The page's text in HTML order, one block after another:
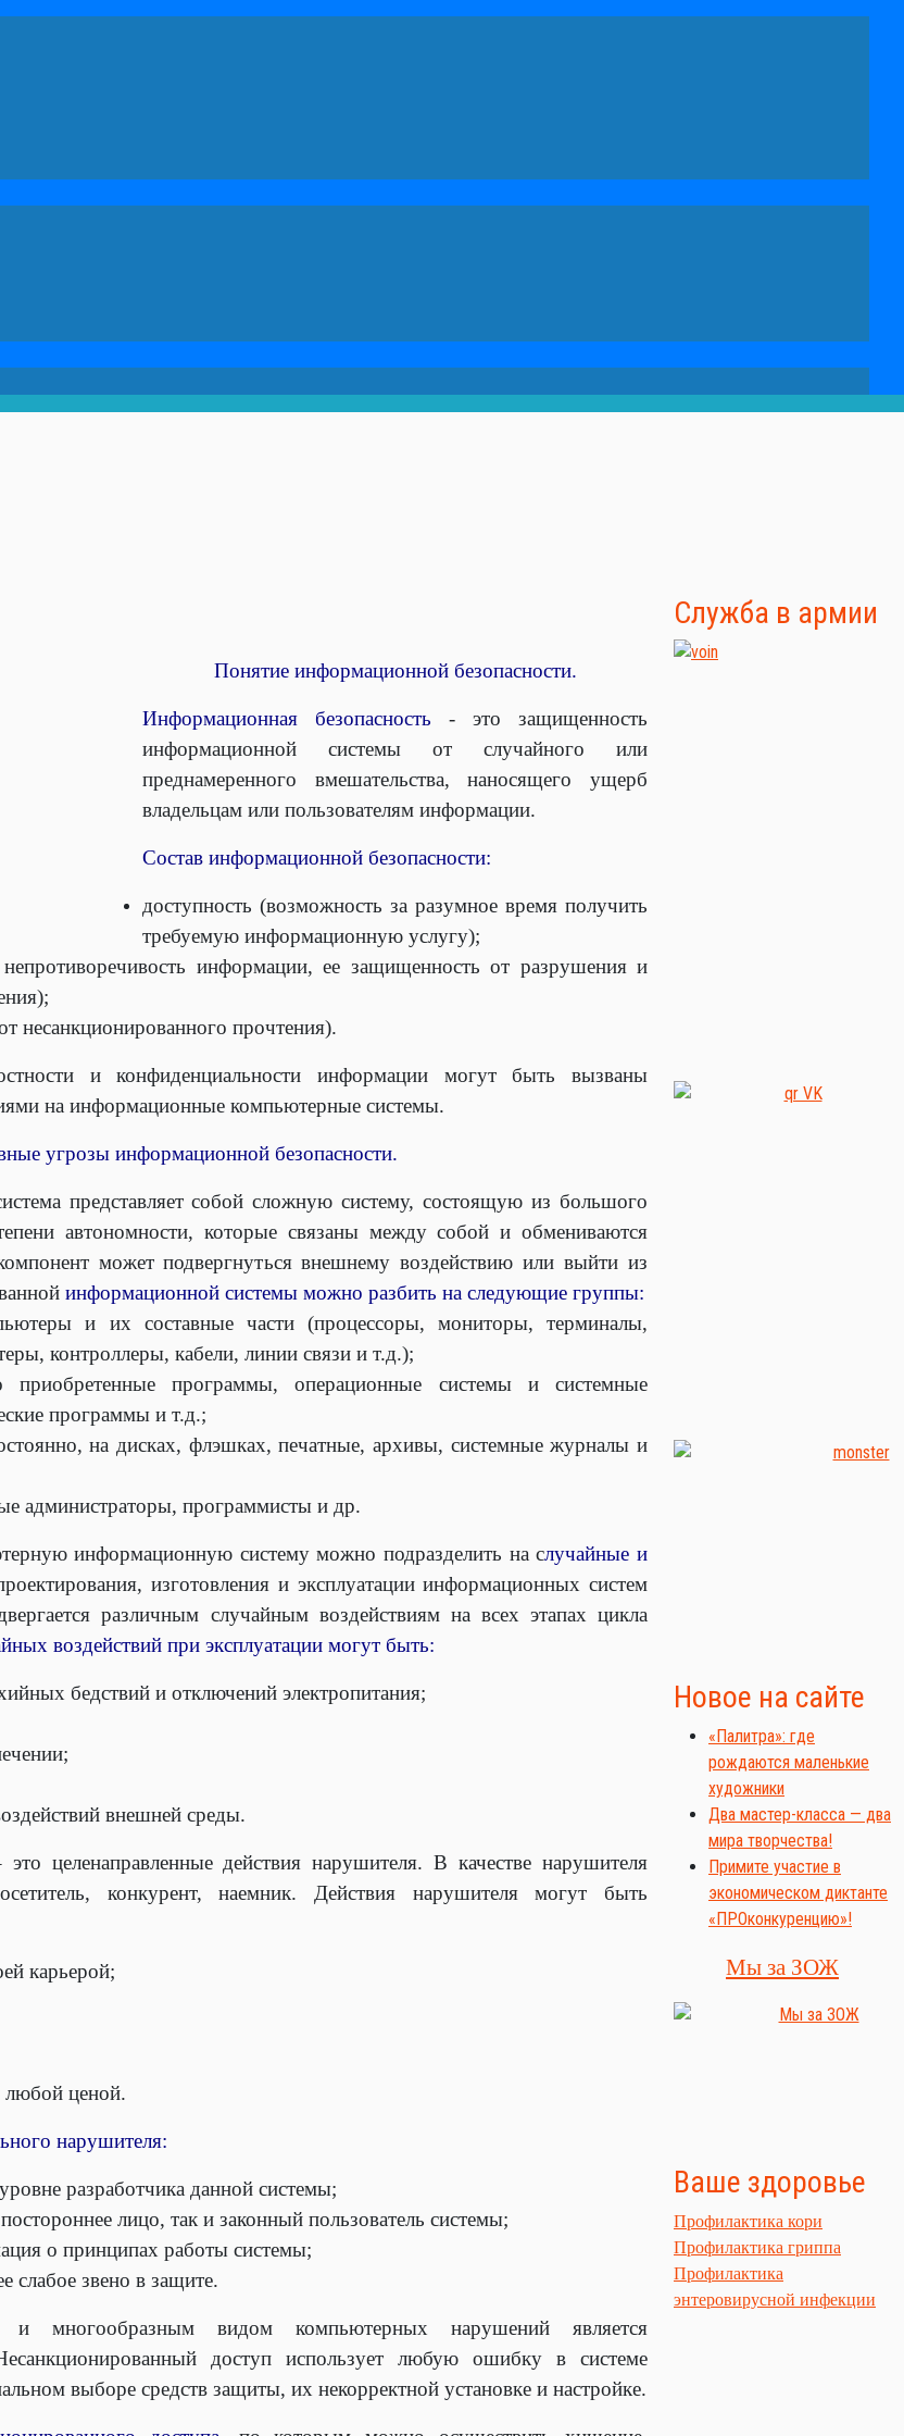
Понятие информационной безопасности.
Информационная безопасность - это защищенность
информационной системы от случайного или
преднамеренного вмешательства, наносящего ущерб
владельцам или пользователям информации.
Состав информационной безопасности:
доступность (возможность за разумное время получить
требуемую информационную услугу);
непротиворечивость информации, ее защищенность от разрушения и
несанкционированного прочтения).
и конфиденциальности информации могут быть вызваны
на информационные компьютерные системы.
угрозы информационной безопасности.
представляет собой сложную систему, состоящую из большого
автономности, которые связаны между собой и обмениваются
может подвергнуться внешнему воздействию или выйти из
информационной системы можно разбить на следующие группы:
и их составные части (процессоры, мониторы, терминалы,
контроллеры, кабели, линии связи и т.д.);
приобретенные программы, операционные системы и системные
программы и т.д.;
на дисках, флэшках, печатные, архивы, системные журналы и
администраторы, программисты и др.
информационную систему можно подразделить на случайные и
изготовления и эксплуатации информационных систем
различным случайным воздействиям на всех этапах цикла
воздействий при эксплуатации могут быть:
бедствий и отключений электропитания;
внешней среды.
целенаправленные действия нарушителя. В качестве нарушителя
конкурент, наемник. Действия нарушителя могут быть
карьерой;
любой ценой.
нарушителя:
разработчика данной системы;
лицо, так и законный пользователь системы;
о принципах работы системы;
слабое звено в защите.
и многообразным видом компьютерных нарушений является
доступ использует любую ошибку в системе
выборе средств защиты, их некорректной установке и настройке.
Служба в армии
Новое на сайте
«Палитра»: где
рождаются маленькие
художники
Два мастер-класса — два
мира творчества!
Примите участие в
экономическом диктанте
«ПРОконкуренцию»!
Мы за ЗОЖ
Ваше здоровье
Профилактика кори
Профилактика гриппа
Профилактика
энтеровирусной инфекции